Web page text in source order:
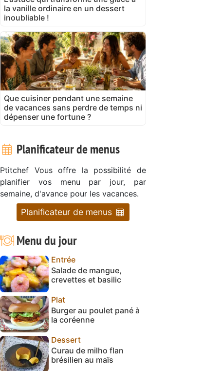
la vanille ordinaire en un dessert
inoubliable !
Que cuisiner pendant une semaine
de vacances sans perdre de temps ni
dépenser une fortune ?
Planificateur de menus
Ptitchef Vous offre la possibilité de
planifier vos menu par jour, par
semaine, d'avance pour les vacances.
Planificateur de menus
Menu du jour
Entrée
Salade de mangue,
crevettes et basilic
Plat
Burger au poulet pané à
la coréenne
Dessert
Curau de milho flan
brésilien au maïs